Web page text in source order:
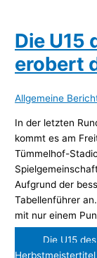
Die U15
erobert
Allgemeine
In der letzten
kommt es am
Tümmelhof-
Aufgrund der
Tabellenführer
mit nur einem
Die U15
Herbstmeistertitel